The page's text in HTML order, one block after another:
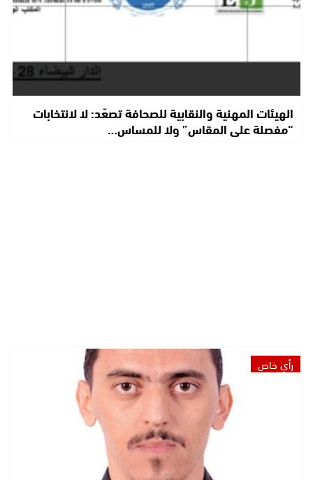
الهيئات المهنية والنقابية للصحافة تصعّد: لا لانتخابات
“مفصلة على المقاس” ولا للمساس…
رأي خاص